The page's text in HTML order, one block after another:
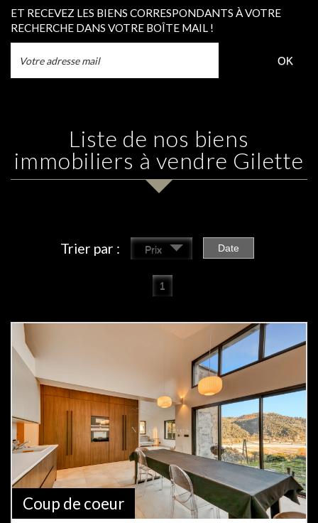
ET RECEVEZ LES BIENS CORRESPONDANTS À VOTRE
RECHERCHE DANS VOTRE BOÎTE MAIL !
OK
Liste de nos biens
immobiliers à vendre Gilette
Trier par : Prix Date
1
Coup de coeur